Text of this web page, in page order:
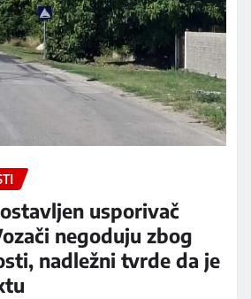
usporivač
negoduju zbog
nadležni tvrde da je